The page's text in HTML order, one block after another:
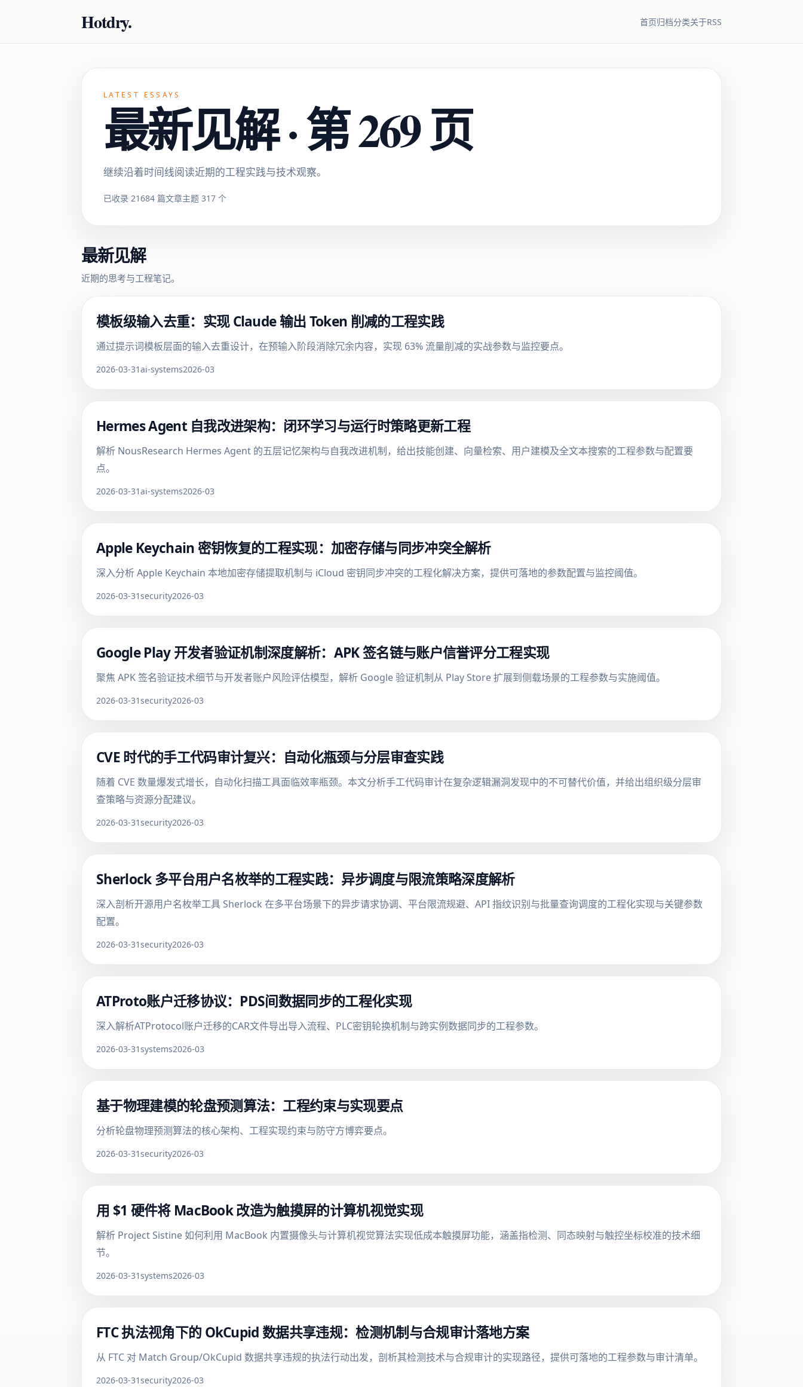
Hotdry. 首页归档分类关于RSS
LATEST ESSAYS
最新见解 · 第 269 页
继续沿着时间线阅读近期的工程实践与技术观察。
已收录 21684 篇文章主题 317 个
最新见解
近期的思考与工程笔记。
模板级输入去重：实现 Claude 输出 Token 削减的工程实践
通过提示词模板层面的输入去重设计，在预输入阶段消除冗余内容，实现 63% 流量削减的实战参数与监控要点。
2026-03-31ai-systems2026-03
Hermes Agent 自我改进架构：闭环学习与运行时策略更新工程
解析 NousResearch Hermes Agent 的五层记忆架构与自我改进机制，给出技能创建、向量检索、用户建模及全文本搜索的工程参数与配置要
点。
2026-03-31ai-systems2026-03
Apple Keychain 密钥恢复的工程实现：加密存储与同步冲突全解析
深入分析 Apple Keychain 本地加密存储提取机制与 iCloud 密钥同步冲突的工程化解决方案，提供可落地的参数配置与监控阈值。
2026-03-31security2026-03
Google Play 开发者验证机制深度解析：APK 签名链与账户信誉评分工程实现
聚焦 APK 签名验证技术细节与开发者账户风险评估模型，解析 Google 验证机制从 Play Store 扩展到侧载场景的工程参数与实施阈值。
2026-03-31security2026-03
CVE 时代的手工代码审计复兴：自动化瓶颈与分层审查实践
随着 CVE 数量爆发式增长，自动化扫描工具面临效率瓶颈。本文分析手工代码审计在复杂逻辑漏洞发现中的不可替代价值，并给出组织级分层审
查策略与资源分配建议。
2026-03-31security2026-03
Sherlock 多平台用户名枚举的工程实践：异步调度与限流策略深度解析
深入剖析开源用户名枚举工具 Sherlock 在多平台场景下的异步请求协调、平台限流规避、API 指纹识别与批量查询调度的工程化实现与关键参数
配置。
2026-03-31security2026-03
ATProto账户迁移协议：PDS间数据同步的工程化实现
深入解析ATProtocol账户迁移的CAR文件导出导入流程、PLC密钥轮换机制与跨实例数据同步的工程参数。
2026-03-31systems2026-03
基于物理建模的轮盘预测算法：工程约束与实现要点
分析轮盘物理预测算法的核心架构、工程实现约束与防守方博弈要点。
2026-03-31security2026-03
用 $1 硬件将 MacBook 改造为触摸屏的计算机视觉实现
解析 Project Sistine 如何利用 MacBook 内置摄像头与计算机视觉算法实现低成本触摸屏功能，涵盖指检测、同态映射与触控坐标校准的技术细
节。
2026-03-31systems2026-03
FTC 执法视角下的 OkCupid 数据共享违规：检测机制与合规审计落地方案
从 FTC 对 Match Group/OkCupid 数据共享违规的执法行动出发，剖析其检测技术与合规审计的实现路径，提供可落地的工程参数与审计清单。
2026-03-31security2026-03